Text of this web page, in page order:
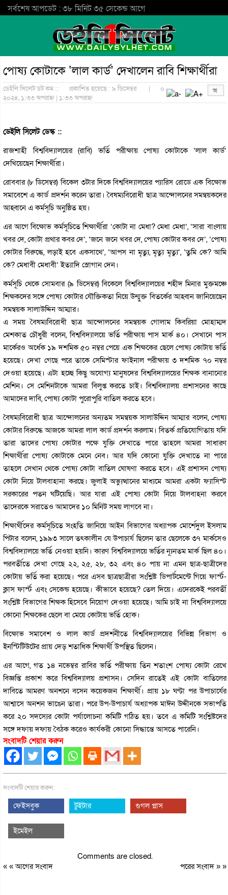
সর্বশেষ আপডেট : ৩৮ মিনিট ৩৫ সেকেন্ড আগে
পোষ্য কোটাকে ‘লাল কার্ড’ দেখালেন রাবি শিক্ষার্থীরা
ডেইলি সিলেট ডট কম ::
প্রকাশিত হয়েছে : ৯ ডিসেম্বর
২০২৪, ১:৩৩ অপরাহ্ন | ১:৩৩ অপরাহ্ন
| ০
ডেইলি সিলেট ডেস্ক ::
রাজশাহী বিশ্ববিদ্যালয়ের (রাবি) ভর্তি পরীক্ষায় পোষ্য কোটাকে ‘লাল কার্ড’
দেখিয়েছেন শিক্ষার্থীরা।
রোববার (৮ ডিসেম্বর) বিকেল ৩টার দিকে বিশ্ববিদ্যালয়ের প্যারিস রোডে এক বিক্ষোভ
সমাবেশে এ কার্ড প্রদর্শন করেন তারা। বৈষম্যবিরোধী ছাত্র আন্দোলনের সমন্বয়কদের
আহ্বানে এ কর্মসূচি অনুষ্ঠিত হয়।
এর আগে বিক্ষোভ কর্মসূচিতে শিক্ষার্থীরা ‘কোটা না মেধা? মেধা মেধা’, ‘সারা বাংলায়
খবর দে, কোটা প্রথার কবর দে’, ‘জনে জনে খবর দে, পোষ্য কোটার কবর দে’, ‘পোষ্য
কোটার বিরুদ্ধে, লড়াই হবে একসাথে’, ‘আপস না মৃত্যু, মৃত্যু মৃত্যু’, ‘তুমি কে? আমি
কে? মেধাবী মেধাবী’ ইত্যাদি স্লোগান দেন।
কর্মসূচি থেকে সোমবার (৯ ডিসেম্বর) বিকেলে বিশ্ববিদ্যালয়ের শহীদ মিনার মুক্তমঞ্চে
শিক্ষকদের সঙ্গে পোষ্য কোটার যৌক্তিকতা নিয়ে উন্মুক্ত বিতর্কের আহ্বান জানিয়েছেন
সমন্বয়ক সালাউদ্দিন আম্মার।
এ সময় বৈষম্যবিরোধী ছাত্র আন্দোলনের সমন্বয়ক গোলাম কিবরিয়া মোহাম্মদ
মেশকাত চৌধুরী বলেন, বিশ্ববিদ্যালয়ে ভর্তি পরীক্ষায় পাস মার্ক ৪০। সেখানে পাস
মার্কেরও অর্ধেক ১৯ দশমিক ৫০ নম্বর পেয়ে এক শিক্ষকের ছেলে পোষ্য কোটায় ভর্তি
হয়েছে। দেখা গেছে পরে তাকে সেমিস্টার ফাইনাল পরীক্ষায় ৩ দশমিক ৭০ নম্বর
দেওয়া হয়েছে। এটা হচ্ছে কিছু অযোগ্য মানুষদের বিশ্ববিদ্যালয়ের শিক্ষক বানানোর
মেশিন। সে মেশিনটাকে আমরা বিলুপ্ত করতে চাই। বিশ্ববিদ্যালয় প্রশাসনের কাছে
আমাদের দাবি, পোষ্য কোটা পুরোপুরি বাতিল করতে হবে।
বৈষম্যবিরোধী ছাত্র আন্দোলনের অন্যতম সমন্বয়ক সালাউদ্দিন আম্মার বলেন, পোষ্য
কোটার বিরুদ্ধে আজকে আমরা লাল কার্ড প্রদর্শন করলাম। বিতর্ক প্রতিযোগিতায় যদি
তারা তাদের পোষ্য কোটার পক্ষে যুক্তি দেখাতে পারে তাহলে আমরা সাধারণ
শিক্ষার্থীরা পোষ্য কোটাকে মেনে নেব। আর যদি কোনো যুক্তি দেখাতে না পারে
তাহলে সেখান থেকে পোষ্য কোটা বাতিল ঘোষণা করতে হবে। এই প্রশাসন পোষ্য
কোটা নিয়ে টালবাহানা করছে। জুলাই অভ্যুত্থানের মাধ্যমে আমরা একটা ফ্যাসিস্ট
সরকারের পতন ঘটিয়েছি। আর যারা এই পোষ্য কোটা নিয়ে টালবাহনা করবে
তাদেরকে সরাতেও আমাদের ১০ মিনিট সময় লাগবে না।
শিক্ষার্থীদের কর্মসূচিতে সংহতি জানিয়ে আইন বিভাগের অধ্যাপক মোর্শেদুল ইসলাম
পিটার বলেন, ১৯৯৩ সালে তৎকালীন যে উপাচার্য ছিলেন তার ছেলেকে ৩৭ মার্কসেও
বিশ্ববিদ্যালয়ে ভর্তি নেওয়া হয়নি। কারণ বিশ্ববিদ্যালয়ে ভর্তির ন্যূনতম মার্ক ছিল ৪০।
পরবর্তীতে দেখা গেছে ২২, ২৫, ২৮, ৩২ এবং ৪০ পায় না এমন ছাত্র-ছাত্রীদের
কোটায় ভর্তি করা হয়েছে। পরে এসব ছাত্রছাত্রীরা সংশ্লিষ্ট ডিপার্টমেন্টে গিয়ে ফার্স্ট-
ক্লাস ফার্স্ট এবং সেকেন্ড হয়েছে। কীভাবে হয়েছে? তেল দিয়ে। এদেরকেই পরবর্তী
সংশ্লিষ্ট বিভাগের শিক্ষক হিসেবে নিয়োগ দেওয়া হয়েছে। আমি চাই না বিশ্ববিদ্যালয়ে
কোনো শিক্ষকের ছেলে বা মেয়ে কোটায় ভর্তি হোক।
বিক্ষোভ সমাবেশ ও লাল কার্ড প্রদর্শনীতে বিশ্ববিদ্যালয়ের বিভিন্ন বিভাগ ও
ইনস্টিটিউটের প্রায় দেড় শতাধিক শিক্ষার্থী উপস্থিত ছিলেন।
এর আগে, গত ১৪ নভেম্বর রাবির ভর্তি পরীক্ষায় তিন শতাংশ পোষ্য কোটা রেখে
বিজ্ঞপ্তি প্রকাশ করে বিশ্ববিদ্যালয় প্রশাসন। সেদিন রাতেই এই কোটা বাতিলের
দাবিতে আমরণ অনশনে বসেন কয়েকজন শিক্ষার্থী। প্রায় ১৮ ঘণ্টা পর উপাচার্যের
আশ্বাসে অনশন ভাঙেন তারা। পরে উপ-উপাচার্য অধ্যাপক মাঈন উদ্দীনকে সভাপতি
করে ২০ সদস্যের কোটা পর্যালোচনা কমিটি গঠিত হয়। তবে এ কমিটি সংশ্লিষ্টদের
সঙ্গে দফায় দফায় বৈঠক করেও কার্যকরী কোনো সিদ্ধান্তে আসতে পারেনি।
সংবাদটি শেয়ার করুন
সংবাদটি শেয়ার করুন:
ফেইসবুক টুইটার গুগল প্লাস
ইমেইল
Comments are closed.
« «আগের সংবাদ পরের সংবাদ» »